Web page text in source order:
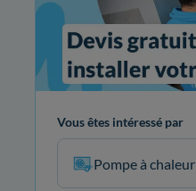
Vous êtes intéressé par
Pompe à chaleur